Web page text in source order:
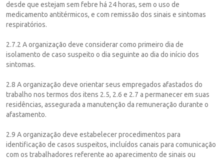
desde que estejam sem febre há 24 horas, sem o uso de
medicamento antitérmicos, e com remissão dos sinais e sintomas
respiratórios.
2.7.2 A organização deve considerar como primeiro dia de
isolamento de caso suspeito o dia seguinte ao dia do início dos
sintomas.
2.8 A organização deve orientar seus empregados afastados do
trabalho nos termos dos itens 2.5, 2.6 e 2.7 a permanecer em suas
residências, assegurada a manutenção da remuneração durante o
afastamento.
2.9 A organização deve estabelecer procedimentos para
identificação de casos suspeitos, incluídos canais para comunicação
com os trabalhadores referente ao aparecimento de sinais ou